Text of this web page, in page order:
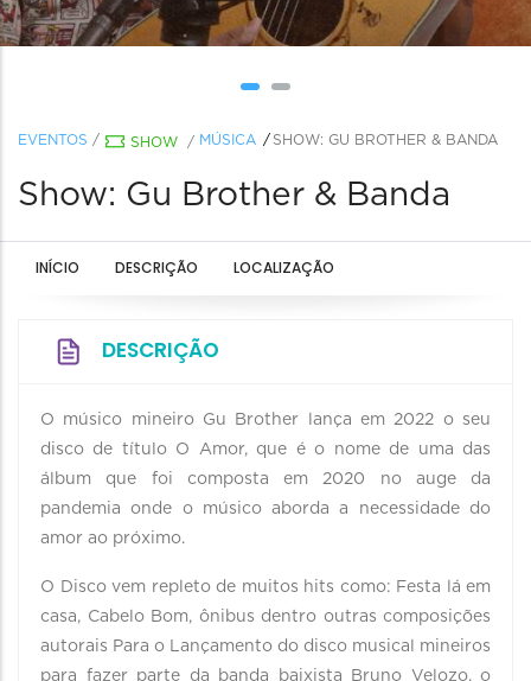
EVENTOS / SHOW / MÚSICA SHOW: GU BROTHER & BANDA
Show: Gu Brother & Banda
INÍCIO DESCRIÇÃO LOCALIZAÇÃO
DESCRIÇÃO
O músico mineiro Gu Brother lança em 2022 o seu
disco de título O Amor, que é o nome de uma das
álbum que foi composta em 2020 no auge da
pandemia onde o músico aborda a necessidade do
amor ao próximo.
O Disco vem repleto de muitos hits como: Festa lá em
casa, Cabelo Bom, ônibus dentro outras composições
autorais Para o Lançamento do disco musical mineiros
para fazer parte da banda baixista Bruno Velozo, o